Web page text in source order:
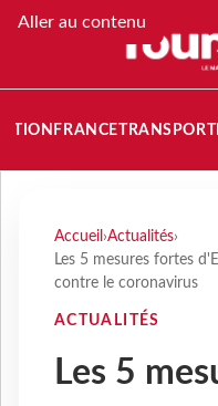
Aller au contenu
FRANCETRANSPORT
Accueil ›Actualités›
Les 5 mesures fortes
contre le coronavirus
ACTUALITÉS
Les 5